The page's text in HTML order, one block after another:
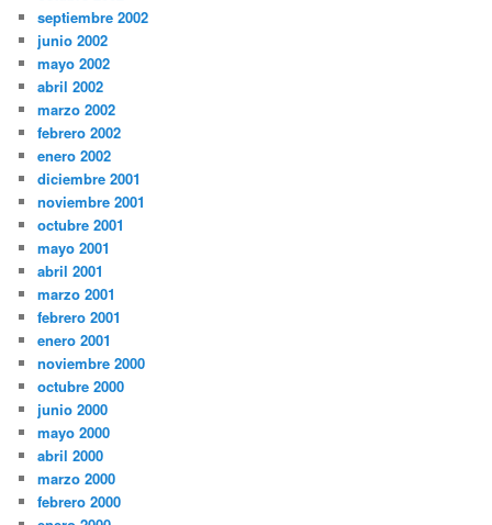
septiembre 2002
junio 2002
mayo 2002
abril 2002
marzo 2002
febrero 2002
enero 2002
diciembre 2001
noviembre 2001
octubre 2001
mayo 2001
abril 2001
marzo 2001
febrero 2001
enero 2001
noviembre 2000
octubre 2000
junio 2000
mayo 2000
abril 2000
marzo 2000
febrero 2000